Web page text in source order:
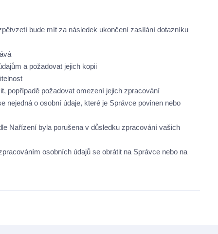
bude mít za následek ukončení zasílání dotazníku
a požadovat jejich kopii
popřípadě požadovat omezení jejich zpracování
nejedná o osobní údaje, které je Správce povinen nebo
Nařízení byla porušena v důsledku zpracování vašich
osobních údajů se obrátit na Správce nebo na